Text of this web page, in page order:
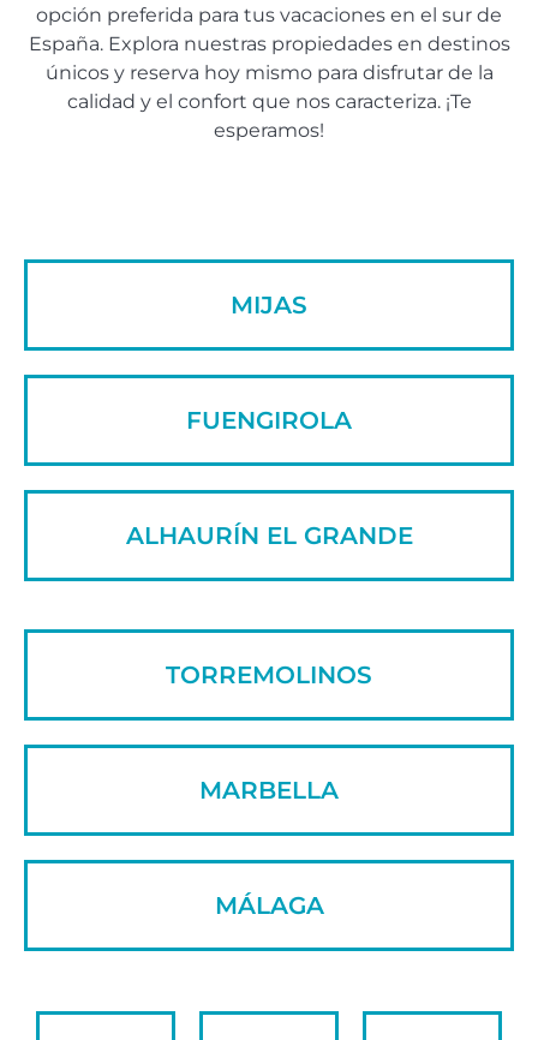
opción preferida para tus vacaciones en el sur de
España. Explora nuestras propiedades en destinos
únicos y reserva hoy mismo para disfrutar de la
calidad y el confort que nos caracteriza. ¡Te
esperamos!
MIJAS
FUENGIROLA
ALHAURÍN EL GRANDE
TORREMOLINOS
MARBELLA
MÁLAGA